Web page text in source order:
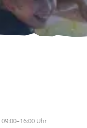
09:00–16:00 Uhr